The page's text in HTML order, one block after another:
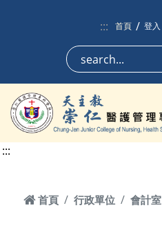
:::
首頁 登入
:::
首頁
首頁 行政單位 會計室